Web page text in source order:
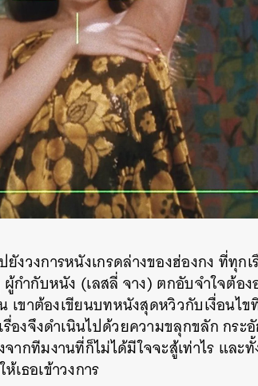
งวงการหนังเกรดล่างของฮ่องกง ที่ทุก
กำกับหนัง (เลสลี่ จาง) ตกอับจำใจต้อ
เขาต้องเขียนบทหนังสุดหวิวกับเงื่อนไ
องจึงดำเนินไปด้วยความขลุกขลัก กระ
ากทีมงานที่ก็ไม่ได้มีใจจะสู้เท่าไร แล
เธอเข้าวงการ